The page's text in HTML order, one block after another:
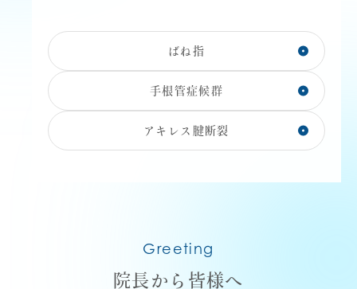
ばね指
手根管症候群
アキレス腱断裂
Greeting
院長から皆様へ